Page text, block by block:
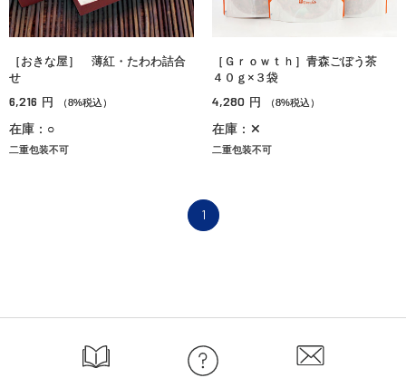
［おきな屋］ 薄紅・たわわ詰合
せ
6,216 円 （8%税込）
在庫：○
二重包装不可
［Ｇｒｏｗｔｈ］青森ごぼう茶
４０ｇ×３袋
4,280 円 （8%税込）
在庫：✕
二重包装不可
1